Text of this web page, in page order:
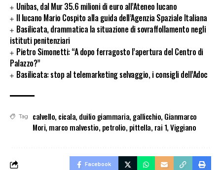
Unibas, dal Mur 35.6 milioni di euro all’Ateneo lucano
Il lucano Mario Cospito alla guida dell’Agenzia Spaziale Italiana
Basilicata, drammatica la situazione di sovraffollamento negli
istituti penitenziari
Pietro Simonetti: “A dopo ferragosto l’apertura del Centro di
Palazzo?”
Basilicata: stop al telemarketing selvaggio, i consigli dell’Adoc
Tag calvello, cicala, duilio giammaria, gallicchio, Gianmarco
Mori, marco malvestio, petrolio, pittella, rai 1,Viggiano
Facebook